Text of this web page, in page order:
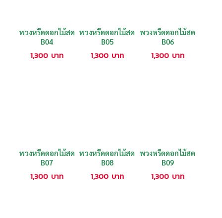
พวงหรีดดอกไม้สด
B04
1,300 บาท
พวงหรีดดอกไม้สด
B05
1,300 บาท
พวงหรีดดอกไม้สด
B06
1,300 บาท
พวงหรีดดอกไม้สด
B07
1,300 บาท
พวงหรีดดอกไม้สด
B08
1,300 บาท
พวงหรีดดอกไม้สด
B09
1,300 บาท